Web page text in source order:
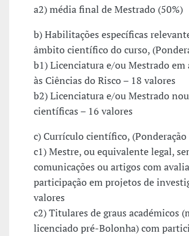
a2) média final de Mestrado (50%)
b) Habilitações específicas
âmbito científico do curso,
b1) Licenciatura e/ou Mestrado em
às Ciências do Risco – 18 valores
b2) Licenciatura e/ou Mestrado
científicas – 16 valores
c) Currículo científico,
c1) Mestre, ou equivalente legal,
comunicações ou artigos com
participação em projetos de
valores
c2) Titulares de graus académicos
licenciado pré-Bolonha) com